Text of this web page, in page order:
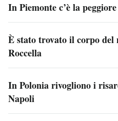
In Piemonte c’è la
È stato trovato il corpo
Roccella
In Polonia rivogliono i
Napoli